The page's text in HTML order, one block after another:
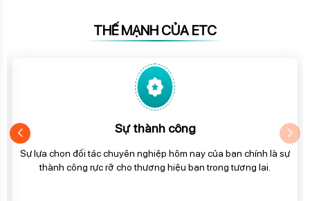
THẾ MẠNH CỦA ETC
Sự thành công
Sự lựa chọn đối tác chuyên nghiệp hôm nay của bạn chính là sự
thành công rực rỡ cho thương hiệu bạn trong tương lai.